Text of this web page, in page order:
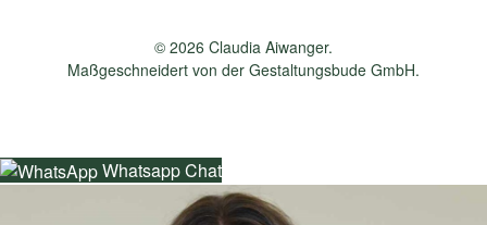
© 2026 Claudia Aiwanger.
Maßgeschneidert von der Gestaltungsbude GmbH.
Whatsapp Chat